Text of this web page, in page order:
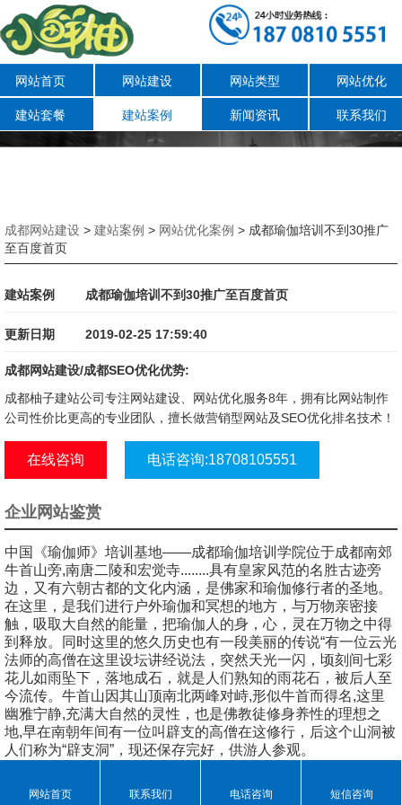
网站首页 网站建设 网站类型 网站优化
建站套餐 建站案例 新闻资讯 联系我们
成都网站建设 > 建站案例 > 网站优化案例 > 成都瑜伽培训不到30推广
至百度首页
建站案例 成都瑜伽培训不到30推广至百度首页
更新日期 2019-02-25 17:59:40
成都网站建设/成都SEO优化优势:
成都柚子建站公司专注网站建设、网站优化服务8年，拥有比网站制作
公司性价比更高的专业团队，擅长做营销型网站及SEO优化排名技术！
在线咨询 电话咨询:18708105551
企业网站鉴赏
中国《瑜伽师》培训基地——成都瑜伽培训学院位于成都南郊
牛首山旁,南唐二陵和宏觉寺........具有皇家风范的名胜古迹旁
边，又有六朝古都的文化内涵，是佛家和瑜伽修行者的圣地。
在这里，是我们进行户外瑜伽和冥想的地方，与万物亲密接
触，吸取大自然的能量，把瑜伽人的身，心，灵在万物之中得
到释放。同时这里的悠久历史也有一段美丽的传说“有一位云光
法师的高僧在这里设坛讲经说法，突然天光一闪，顷刻间七彩
花儿如雨坠下，落地成石，就是人们熟知的雨花石，被后人至
今流传。牛首山因其山顶南北两峰对峙,形似牛首而得名,这里
幽雅宁静,充满大自然的灵性，也是佛教徒修身养性的理想之
地,早在南朝年间有一位叫辟支的高僧在这修行，后这个山洞被
人们称为“辟支洞”，现还保存完好，供游人参观。
网站首页 联系我们 电话咨询 短信咨询